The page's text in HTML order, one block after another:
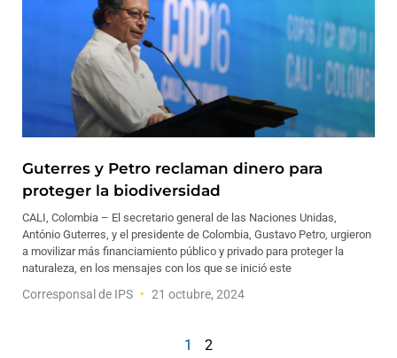
Guterres y Petro reclaman dinero para
proteger la biodiversidad
CALI, Colombia – El secretario general de las Naciones Unidas,
António Guterres, y el presidente de Colombia, Gustavo Petro, urgieron
a movilizar más financiamiento público y privado para proteger la
naturaleza, en los mensajes con los que se inició este
Corresponsal de IPS 21 octubre, 2024
1 2